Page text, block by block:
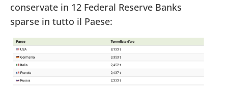
conservate in 12 Federal Reserve Banks
sparse in tutto il Paese: